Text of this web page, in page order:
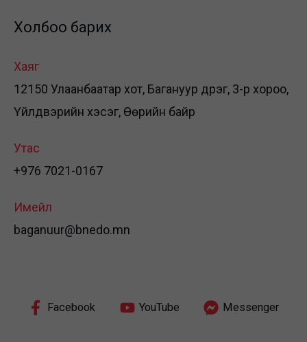
Холбоо барих
Хаяг
12150 Улаанбаатар хот, Багануур дүүрэг, 3-р хороо,
Үйлдвэрийн хэсэг, Өөрийн байр
Утас
+976 7021-0167
Имейл
baganuur@bnedo.mn
Facebook YouTube Messenger